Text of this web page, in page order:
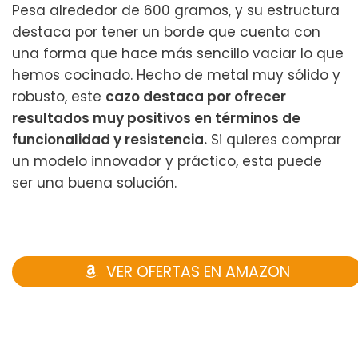
Pesa alrededor de 600 gramos, y su estructura
destaca por tener un borde que cuenta con
una forma que hace más sencillo vaciar lo que
hemos cocinado. Hecho de metal muy sólido y
robusto, este cazo destaca por ofrecer
resultados muy positivos en términos de
funcionalidad y resistencia. Si quieres comprar
un modelo innovador y práctico, esta puede
ser una buena solución.
VER OFERTAS EN AMAZON